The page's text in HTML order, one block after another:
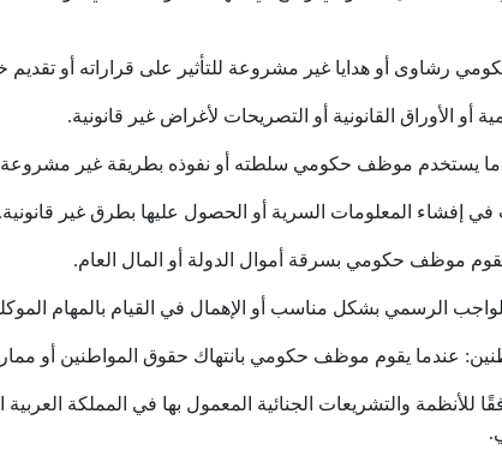
رشاوى أو هدايا غير مشروعة للتأثير على قراراته أو
أو الأوراق القانونية أو التصريحات لأغراض غير قانونية.
عندما يقوم موظف حكومي بانتهاك حقوق المواطنين أو
للأنظمة والتشريعات الجنائية المعمول بها في المملكة